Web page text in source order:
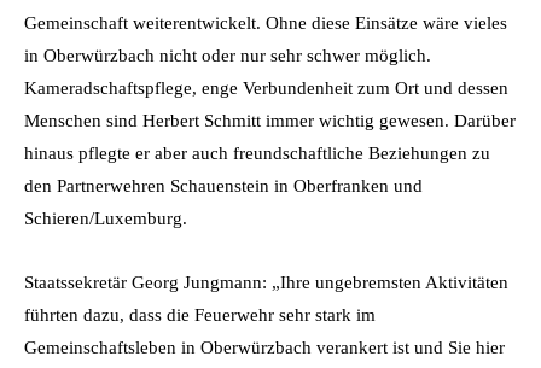
Gemeinschaft weiterentwickelt. Ohne diese Einsätze wäre vieles
in Oberwürzbach nicht oder nur sehr schwer möglich.
Kameradschaftspflege, enge Verbundenheit zum Ort und dessen
Menschen sind Herbert Schmitt immer wichtig gewesen. Darüber
hinaus pflegte er aber auch freundschaftliche Beziehungen zu
den Partnerwehren Schauenstein in Oberfranken und
Schieren/Luxemburg.
Staatssekretär Georg Jungmann: „Ihre ungebremsten Aktivitäten
führten dazu, dass die Feuerwehr sehr stark im
Gemeinschaftsleben in Oberwürzbach verankert ist und Sie hier